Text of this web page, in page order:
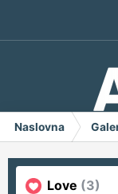
Naslovna
Love (3)